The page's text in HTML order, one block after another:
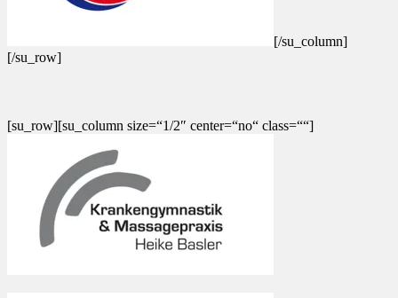
[/su_column]
[/su_row]
[su_row][su_column size=“1/2″ center=“no“ class=““]